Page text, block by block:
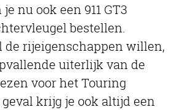
nu ook een 911 GT3
bestellen.
de rijeigenschappen willen,
uiterlijk van de
voor het Touring
krijg je ook altijd een